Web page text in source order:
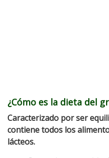
¿Cómo es la dieta del
Caracterizado por ser
contiene todos los
lácteos.